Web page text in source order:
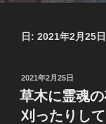
ッ
日: 2021年2月25日
投
稿
日:
2021年2月25日
草木に霊魂
刈ったりし